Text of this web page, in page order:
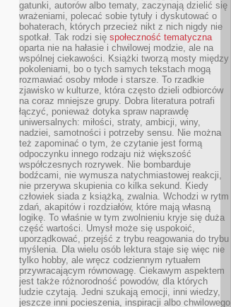
gatunki, autorów albo tematy, zaczynają dzielić się
wrażeniami, polecać sobie tytuły i dyskutować o
bohaterach, których przecież nikt z nich nigdy nie
spotkał. Tak rodzi się społeczność tematyczna
oparta nie na hałasie i chwilowej modzie, ale na
wspólnej ciekawości. Książki tworzą mosty między
pokoleniami, bo o tych samych tekstach mogą
rozmawiać osoby młode i starsze. To rzadkie
zjawisko w kulturze, która często dzieli odbiorców
na coraz mniejsze grupy. Dobra literatura potrafi
łączyć, ponieważ dotyka spraw naprawdę
uniwersalnych: miłości, straty, ambicji, winy,
nadziei, samotności i potrzeby sensu. Nie można
też zapominać o tym, że czytanie jest formą
odpoczynku innego rodzaju niż większość
współczesnych rozrywek. Nie bombarduje
bodźcami, nie wymusza natychmiastowej reakcji,
nie przerywa skupienia co kilka sekund. Kiedy
człowiek siada z książką, zwalnia. Wchodzi w rytm
zdań, akapitów i rozdziałów, które mają własną
logikę. To właśnie w tym zwolnieniu kryje się duża
część wartości. Umysł może się uspokoić,
uporządkować, przejść z trybu reagowania do trybu
myślenia. Dla wielu osób lektura staje się więc nie
tylko hobby, ale wręcz codziennym rytuałem
przywracającym równowagę. Ciekawym aspektem
jest także różnorodność powodów, dla których
ludzie czytają. Jedni szukają emocji, inni wiedzy,
jeszcze inni pocieszenia, inspiracji albo chwilowego